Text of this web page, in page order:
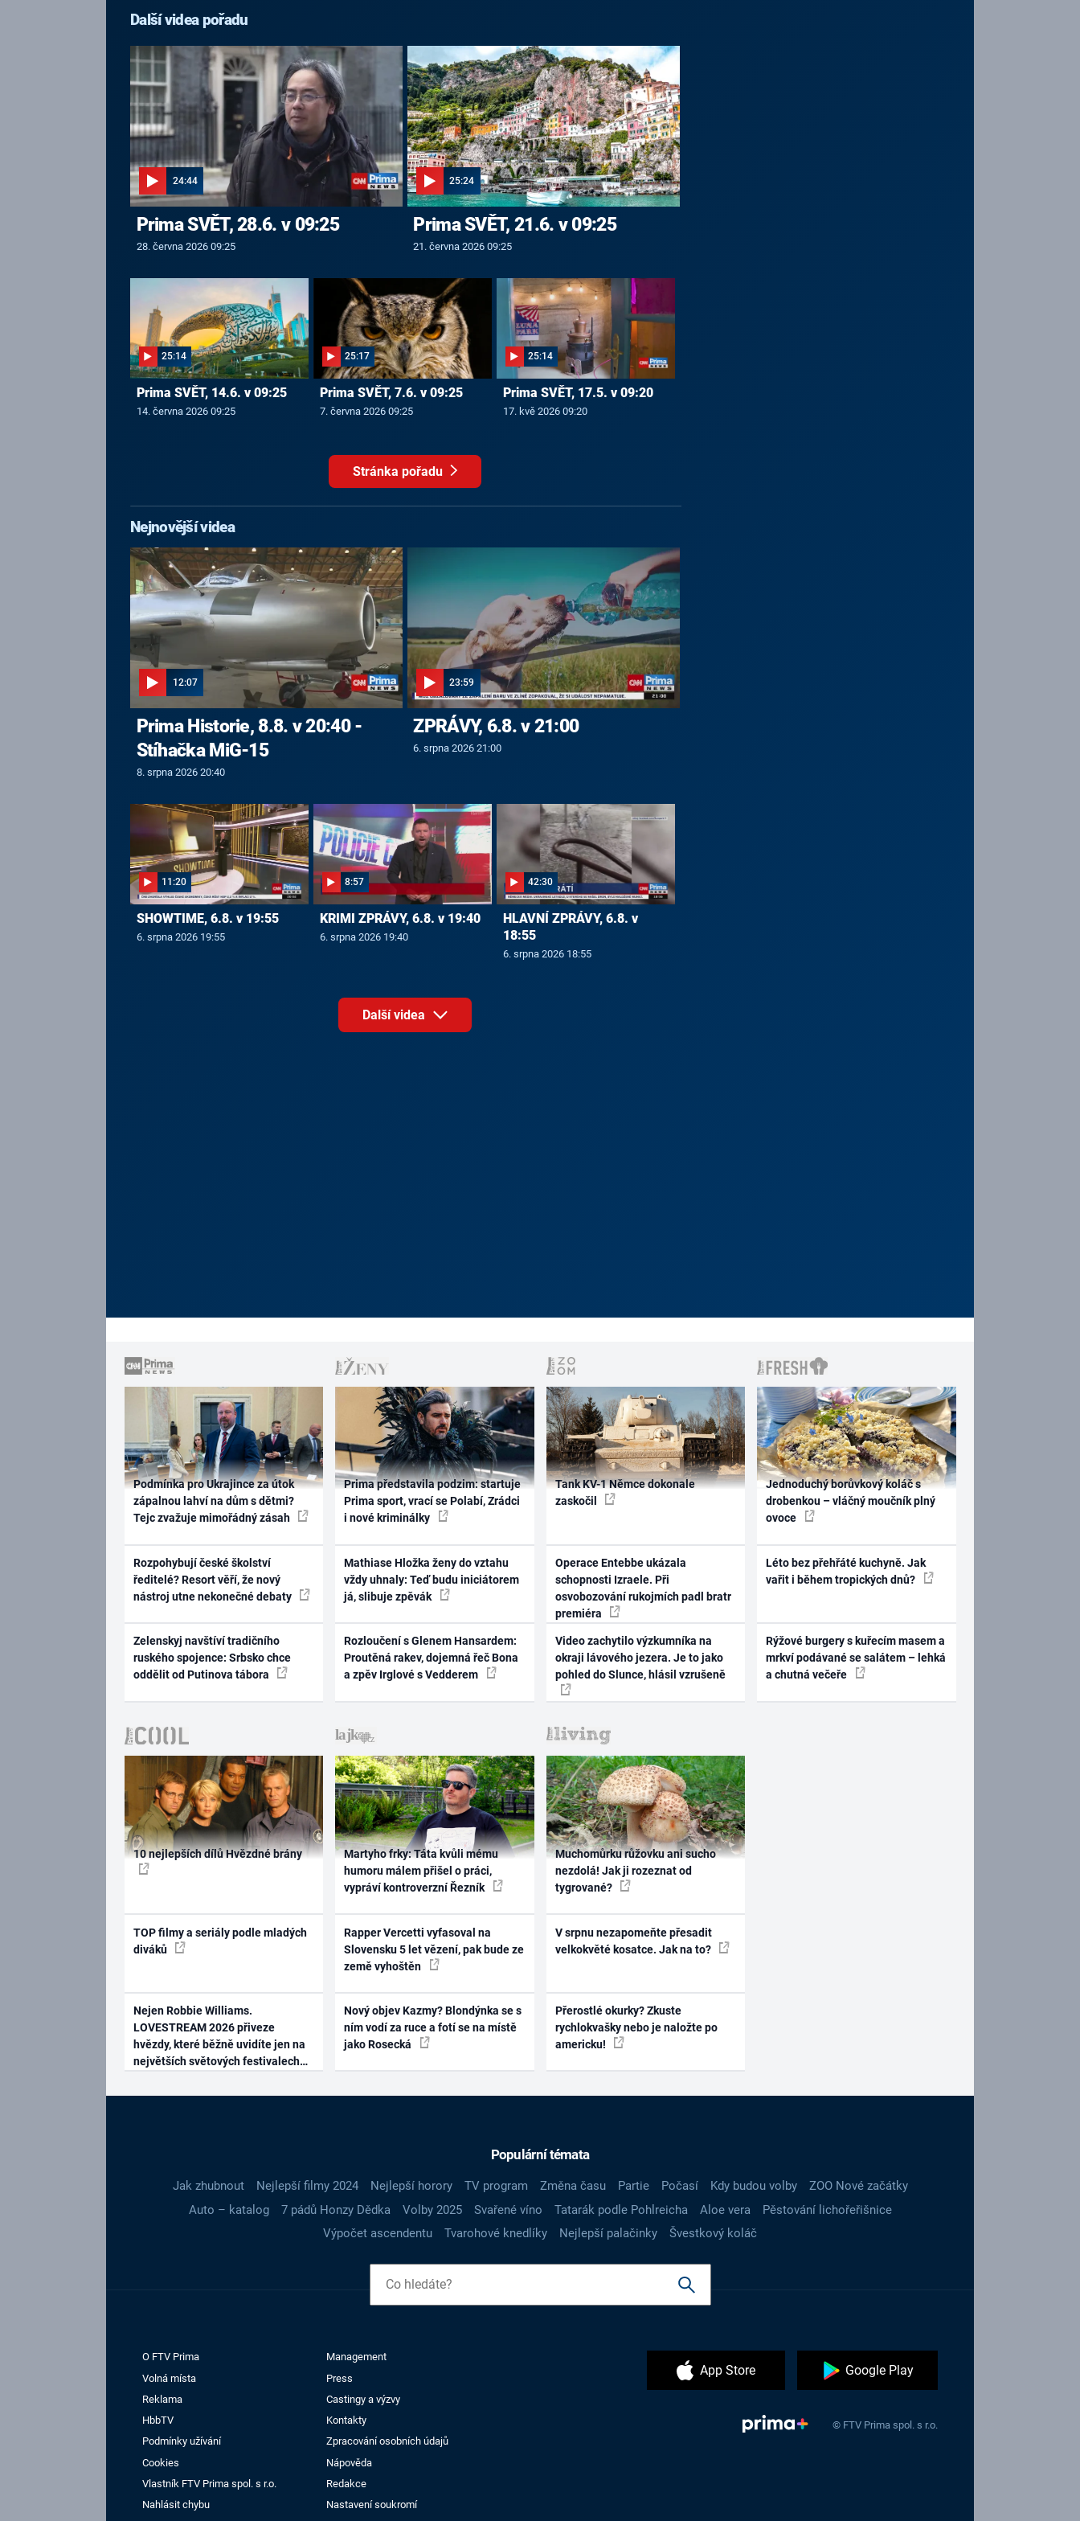
Další videa pořadu
24:44
Prima SVĚT, 28.6. v 09:25
28. června 2026 09:25
25:24
Prima SVĚT, 21.6. v 09:25
21. června 2026 09:25
25:14
Prima SVĚT, 14.6. v 09:25
14. června 2026 09:25
25:17
Prima SVĚT, 7.6. v 09:25
7. června 2026 09:25
25:14
Prima SVĚT, 17.5. v 09:20
17. kvě 2026 09:20
Stránka pořadu
Nejnovější videa
12:07
Prima Historie, 8.8. v 20:40 -
Stíhačka MiG-15
8. srpna 2026 20:40
23:59
ZPRÁVY, 6.8. v 21:00
6. srpna 2026 21:00
11:20
SHOWTIME, 6.8. v 19:55
6. srpna 2026 19:55
8:57
KRIMI ZPRÁVY, 6.8. v 19:40
6. srpna 2026 19:40
42:30
HLAVNÍ ZPRÁVY, 6.8. v
18:55
6. srpna 2026 18:55
Další videa
Podmínka pro Ukrajince za útok
zápalnou lahví na dům s dětmi?
Tejc zvažuje mimořádný zásah
Rozpohybují české školství
ředitelé? Resort věří, že nový
nástroj utne nekonečné debaty
Zelenskyj navštíví tradičního
ruského spojence: Srbsko chce
oddělit od Putinova tábora
Prima představila podzim: startuje
Prima sport, vrací se Polabí, Zrádci
i nové kriminálky
Mathiase Hložka ženy do vztahu
vždy uhnaly: Teď budu iniciátorem
já, slibuje zpěvák
Rozloučení s Glenem Hansardem:
Proutěná rakev, dojemná řeč Bona
a zpěv Irglové s Vedderem
Tank KV-1 Němce dokonale
zaskočil
Operace Entebbe ukázala
schopnosti Izraele. Při
osvobozování rukojmích padl bratr
premiéra
Video zachytilo výzkumníka na
okraji lávového jezera. Je to jako
pohled do Slunce, hlásil vzrušeně
Jednoduchý borůvkový koláč s
drobenkou – vláčný moučník plný
ovoce
Léto bez přehřáté kuchyně. Jak
vařit i během tropických dnů?
Rýžové burgery s kuřecím masem a
mrkví podávané se salátem – lehká
a chutná večeře
10 nejlepších dílů Hvězdné brány
TOP filmy a seriály podle mladých
diváků
Nejen Robbie Williams.
LOVESTREAM 2026 přiveze
hvězdy, které běžně uvidíte jen na
největších světových festivalech
Martyho frky: Táta kvůli mému
humoru málem přišel o práci,
vypráví kontroverzní Řezník
Rapper Vercetti vyfasoval na
Slovensku 5 let vězení, pak bude ze
země vyhoštěn
Nový objev Kazmy? Blondýnka se s
ním vodí za ruce a fotí se na místě
jako Rosecká
Muchomůrku růžovku ani sucho
nezdolá! Jak ji rozeznat od
tygrované?
V srpnu nezapomeňte přesadit
velkokvěté kosatce. Jak na to?
Přerostlé okurky? Zkuste
rychlokvašky nebo je naložte po
americku!
Populární témata
Jak zhubnout Nejlepší filmy 2024 Nejlepší horory TV program Změna času Partie Počasí Kdy budou volby
ZOO Nové začátky
Auto – katalog
7 pádů Honzy Dědka Volby 2025 Svařené víno Tatarák podle Pohlreicha Aloe vera
Pěstování lichořeřišnice
Výpočet ascendentu
Tvarohové knedlíky Nejlepší palačinky Švestkový koláč
O FTV Prima
Management
Volná místa
Press
Reklama
Castingy a výzvy
HbbTV
Kontakty
Podmínky užívání
Zpracování osobních údajů
Cookies
Nápověda
Vlastník FTV Prima spol. s r.o.
Redakce
Nahlásit chybu
Nastavení soukromí
App Store Google Play
© FTV Prima spol. s r.o.